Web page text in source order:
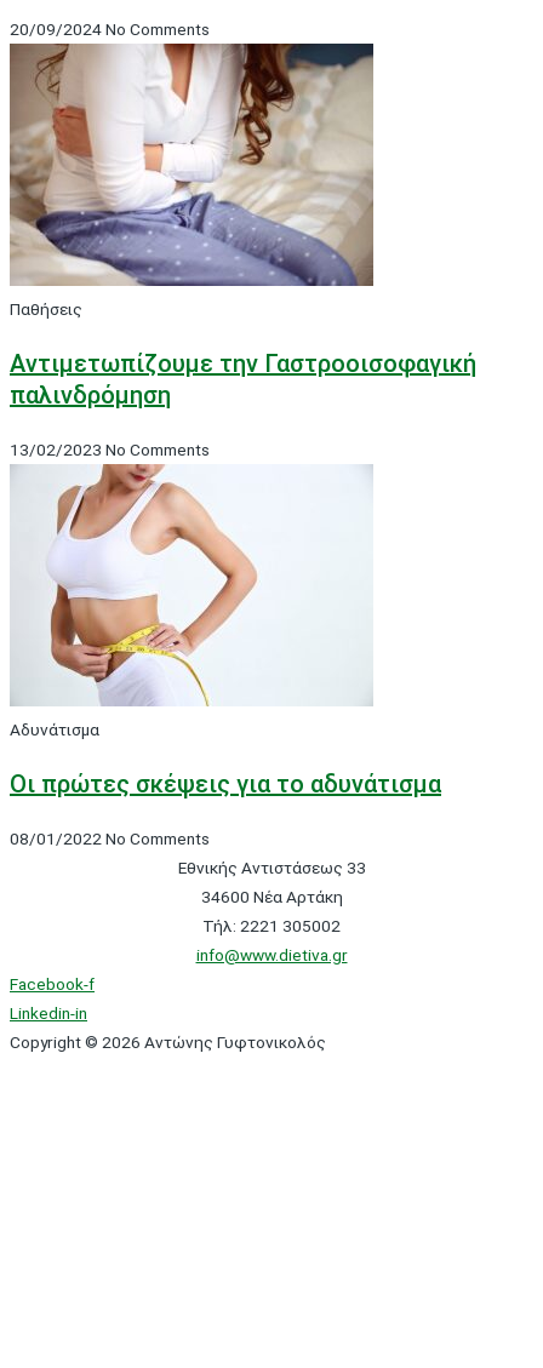
20/09/2024No Comments
Παθήσεις
Αντιμετωπίζουμε την Γαστροοισοφαγική
παλινδρόμηση
13/02/2023 No Comments
Αδυνάτισμα
Οι πρώτες σκέψεις για το αδυνάτισμα
08/01/2022 No Comments
Εθνικής Αντιστάσεως 33
34600 Νέα Αρτάκη
Τήλ: 2221 305002
info@www.dietiva.gr
Facebook-f
Linkedin-in
Copyright © 2026 Αντώνης Γυφτονικολός